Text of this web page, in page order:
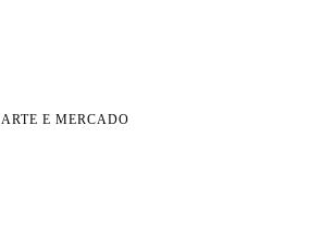
ARTE E MERCADO